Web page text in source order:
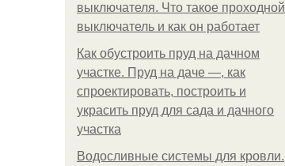
выключателя. Что такое проходной
выключатель и как он работает
Как обустроить пруд на дачном
участке. Пруд на даче —, как
спроектировать, построить и
украсить пруд для сада и дачного
участка
Водосливные системы для кровли.